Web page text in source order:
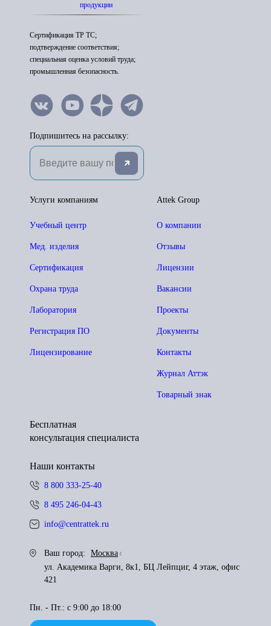
продукции
Сертификация ТР ТС;
подтверждение соответствия;
специальная оценка условий труда;
промышленная безопасность.
Подпишитесь на рассылку:
Attek Group
О компании
Отзывы
Лицензии
Вакансии
Проекты
Документы
Контакты
Журнал Аттэк
Товарный знак
Услуги компаниям
Учебный центр
Мед. изделия
Сертификация
Охрана труда
Лаборатория
Регистрация ПО
Лицензирование
Бесплатная
консультация специалиста
Наши контакты
8 800 333-25-40
8 495 246-04-43
info@centrattek.ru
Ваш город:
Москва
ул. Академика Варги, 8к1, БЦ Лейпциг, 4 этаж, офис
421
Пн. - Пт.: с 9:00 до 18:00